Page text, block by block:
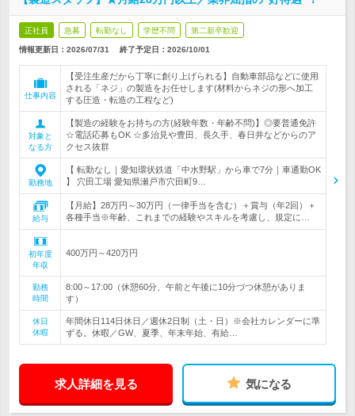
正社員 急募 転勤なし 学歴不問 第二新卒歓迎
情報更新日：2026/07/31 終了予定日： 2026/10/01
仕事内容
【受注生産だから丁寧に創り上げられる】自動車部品などに使用
される「ネジ」の製造をお任せします(材料からネジの形へ加工
する圧造・転造の工程など)
対象と
なる方
【製造の経験をお持ちの方(経験年数・年齢不問)】◎要普通免許
☆電話応募もOK ☆多治見や豊田、長久手、春日井などからのア
クセス抜群
勤務地
【 転勤なし｜愛知環状鉄道「中水野駅」から車で7分｜車通勤OK
】 穴田工場 愛知県瀬戸市穴田町9…
給与
【月給】28万円～30万円（一律手当を含む）＋賞与（年2回）＋
各種手当※年齢、これまでの経験やスキルを考慮し、規定に…
初年度
年収
400万円～420万円
勤務
時間
8:00～17:00（休憩60分、午前と午後に10分づつ休憩がありま
す）
休日
休暇
年間休日114日休日／週休2日制（土・日）※会社カレンダーに準
ずる。休暇／GW、夏季、年末年始、有給…
求人詳細を見る 気になる